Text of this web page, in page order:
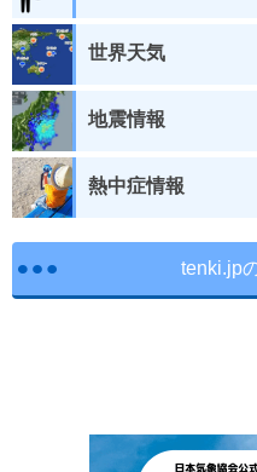
世界天気
地震情報
熱中症情報
tenki.jp